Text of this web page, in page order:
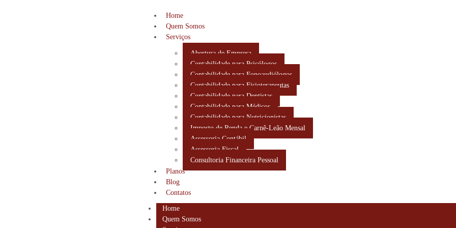
Home
Quem Somos
Serviços
Abertura de Empresa
Contabilidade para Psicólogos
Contabilidade para Fonoaudiólogos
Contabilidade para Fisioterapeutas
Contabilidade para Dentistas
Contabilidade para Médicos
Contabilidade para Nutricionistas
Imposto de Renda e Carnê-Leão Mensal
Assessoria Contábil
Assessoria Fiscal
Consultoria Financeira Pessoal
Planos
Blog
Contatos
Home
Quem Somos